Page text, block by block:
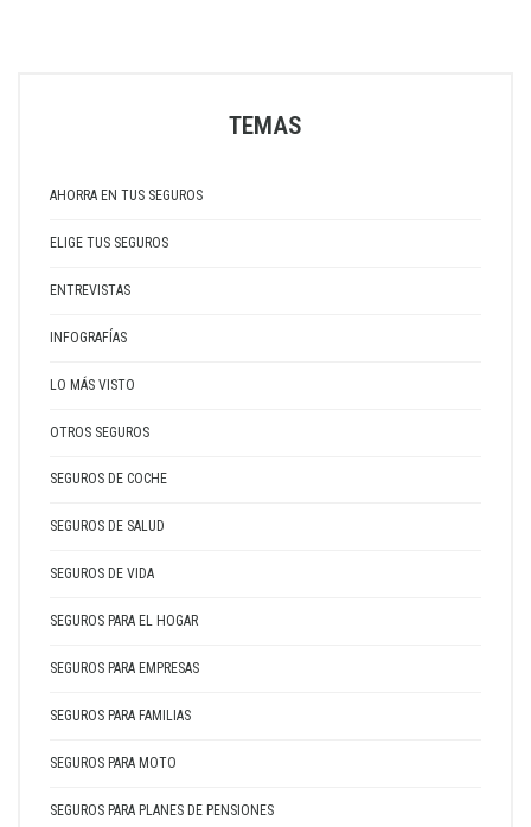
TEMAS
AHORRA EN TUS SEGUROS
ELIGE TUS SEGUROS
ENTREVISTAS
INFOGRAFÍAS
LO MÁS VISTO
OTROS SEGUROS
SEGUROS DE COCHE
SEGUROS DE SALUD
SEGUROS DE VIDA
SEGUROS PARA EL HOGAR
SEGUROS PARA EMPRESAS
SEGUROS PARA FAMILIAS
SEGUROS PARA MOTO
SEGUROS PARA PLANES DE PENSIONES